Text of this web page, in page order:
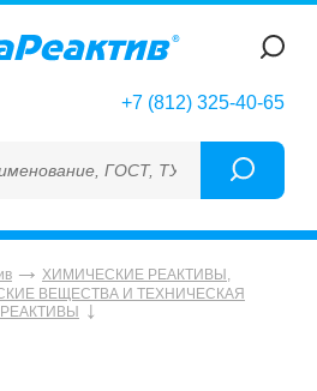
+7 (812) 325-40-65
ГОСТ, ТУ, ГСО, МСО, ОСО,
ХИМИЧЕСКИЕ РЕАКТИВЫ,
ВЕЩЕСТВА И ТЕХНИЧЕСКАЯ